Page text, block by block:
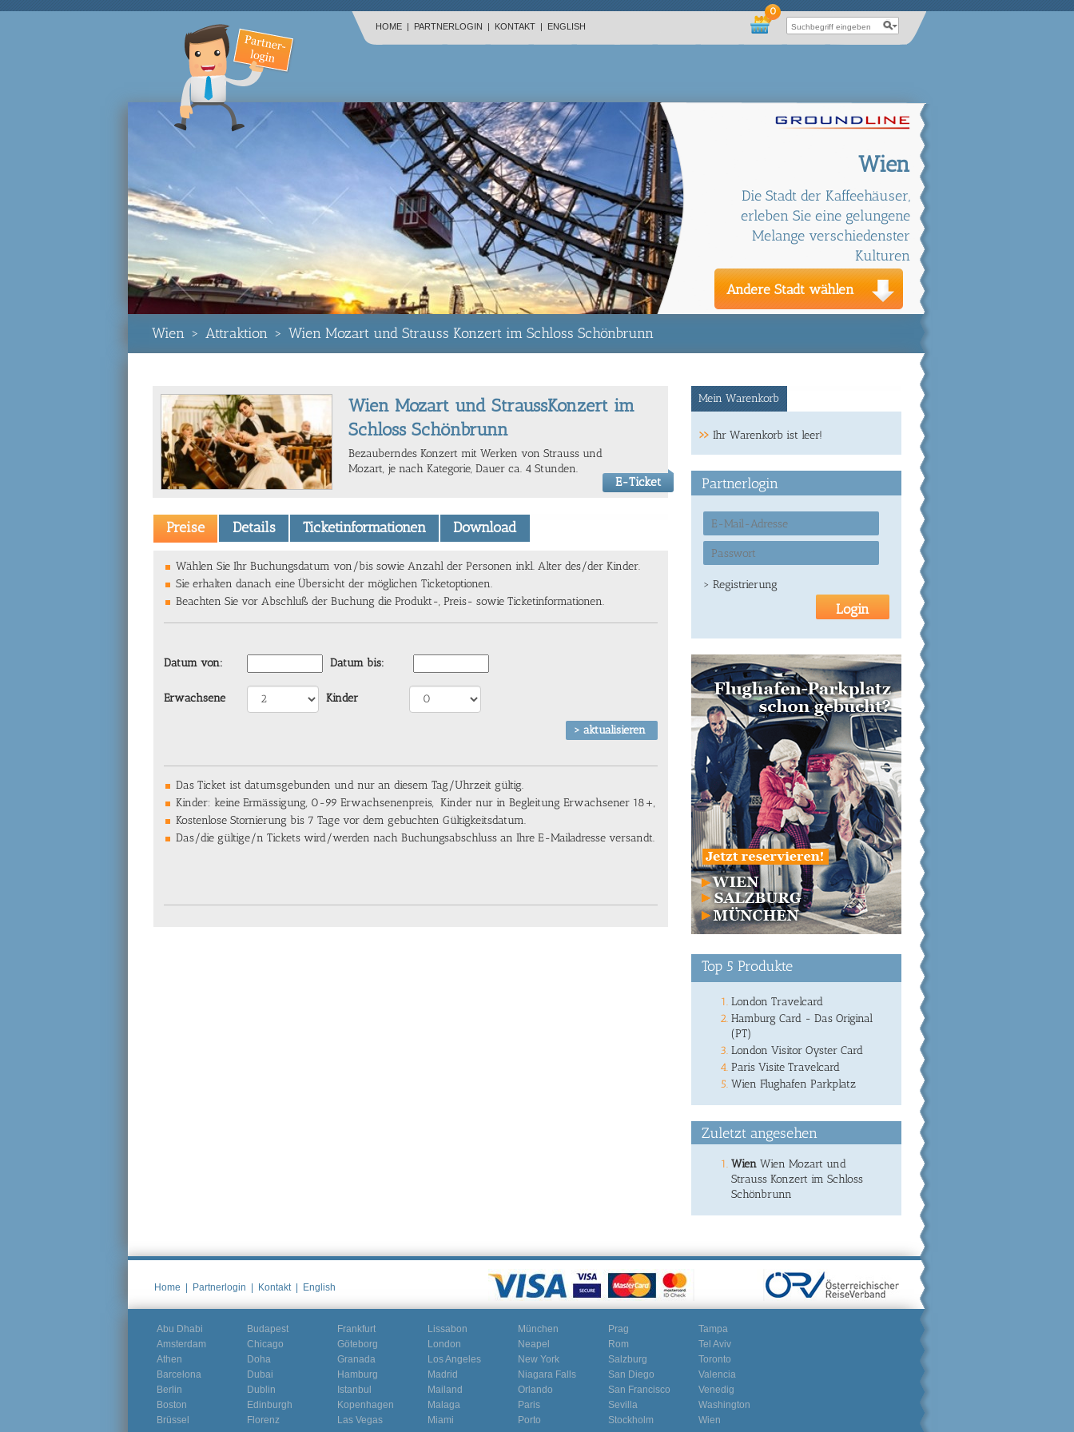
HOME | PARTNERLOGIN | KONTAKT | ENGLISH
0
Wien
Die Stadt der Kaffeehäuser,
erleben Sie eine gelungene
Melange verschiedenster
Kulturen
Andere Stadt wählen
Wien > Attraktion > Wien Mozart und Strauss Konzert im Schloss Schönbrunn
Wien Mozart und StraussKonzert im
Schloss Schönbrunn
Bezauberndes Konzert mit Werken von Strauss und
Mozart, je nach Kategorie, Dauer ca. 4 Stunden.
E-Ticket
Preise Details Ticketinformationen Download
Wählen Sie Ihr Buchungsdatum von/bis sowie Anzahl der Personen inkl. Alter des/der Kinder.
Sie erhalten danach eine Übersicht der möglichen Ticketoptionen.
Beachten Sie vor Abschluß der Buchung die Produkt-, Preis- sowie Ticketinformationen.
Datum von: Datum bis:
Erwachsene Kinder
Das Ticket ist datumsgebunden und nur an diesem Tag/Uhrzeit gültig.
Kinder: keine Ermässigung, 0-99 Erwachsenenpreis, Kinder nur in Begleitung Erwachsener 18+,
Kostenlose Stornierung bis 7 Tage vor dem gebuchten Gültigkeitsdatum.
Das/die gültige/n Tickets wird/werden nach Buchungsabschluss an Ihre E-Mailadresse versandt.
Mein Warenkorb
Ihr Warenkorb ist leer!
Partnerlogin
> Registrierung
Top 5 Produkte
London Travelcard
Hamburg Card - Das Original
(PT)
London Visitor Oyster Card
Paris Visite Travelcard
Wien Flughafen Parkplatz
Zuletzt angesehen
Wien Wien Mozart und
Strauss Konzert im Schloss
Schönbrunn
Home Partnerlogin Kontakt English
Abu Dhabi
Amsterdam
Athen
Barcelona
Berlin
Boston
Brüssel
Budapest
Chicago
Doha
Dubai
Dublin
Edinburgh
Florenz
Frankfurt
Göteborg
Granada
Hamburg
Istanbul
Kopenhagen
Las Vegas
Lissabon
London
Los Angeles
Madrid
Mailand
Malaga
Miami
München
Neapel
New York
Niagara Falls
Orlando
Paris
Porto
Prag
Rom
Salzburg
San Diego
San Francisco
Sevilla
Stockholm
Tampa
Tel Aviv
Toronto
Valencia
Venedig
Washington
Wien